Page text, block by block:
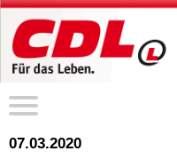
07.03.2020